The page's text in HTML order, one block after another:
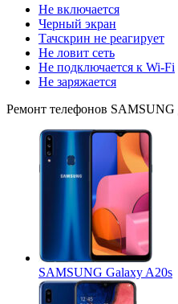
Не включается
Черный экран
Тачскрин не реагирует
Не ловит сеть
Не подключается к Wi-Fi
Не заряжается
Ремонт телефонов SAMSUNG
SAMSUNG Galaxy A20s